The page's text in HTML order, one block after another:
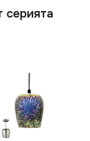
серията